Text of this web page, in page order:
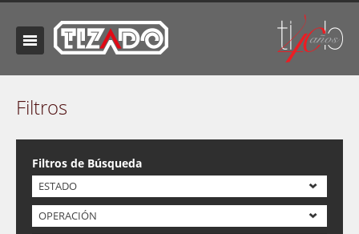
Filtros
Filtros de Búsqueda
ESTADO
OPERACIÓN